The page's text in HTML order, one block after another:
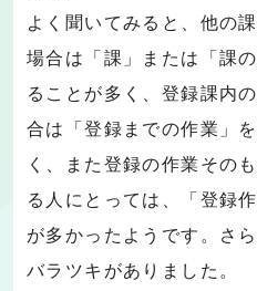
よく聞いてみると、他の
場合は「課」または「課
ることが多く、登録課内
合は「登録までの作業」
く、また登録の作業その
る人にとっては、「登録
が多かったようです。さ
バラツキがありました。